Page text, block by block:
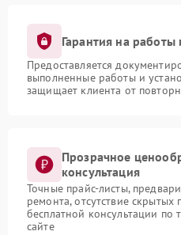
Гарантия на работы
Предоставляется
выполненные работы и
защищает клиента от
Прозрачное
консультация
Точные прайс-листы,
ремонта, отсутствие
бесплатной консультации по
сайте